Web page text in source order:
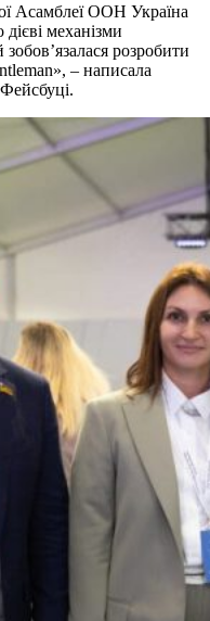
Асамблеї ООН Україна
механізми
розробити
– написала